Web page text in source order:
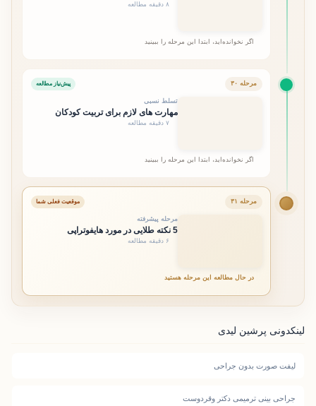
۸ دقیقه مطالعه
اگر نخوانده‌اید، ابتدا این مرحله را ببینید
مرحله ۳۰ پیش‌نیاز مطالعه
تسلط نسبی
مهارت های لازم برای تربیت کودکان
۷ دقیقه مطالعه
اگر نخوانده‌اید، ابتدا این مرحله را ببینید
مرحله ۳۱ موقعیت فعلی شما
مرحله پیشرفته
5 نکته طلایی در مورد هایفوتراپی
۶ دقیقه مطالعه
در حال مطالعه این مرحله هستید
لینکدونی پرشین لیدی
لیفت صورت بدون جراحی
جراحی بینی ترمیمی دکتر وقردوست